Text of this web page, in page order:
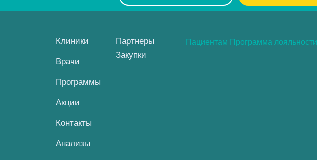
Клиники
Врачи
Программы
Акции
Контакты
Анализы
Пациентам Программа лояльности
Партнеры
Закупки